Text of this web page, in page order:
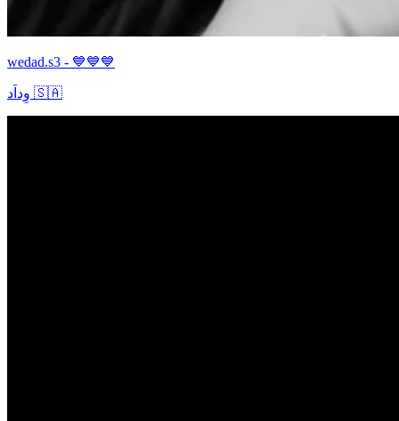
wedad.s3 - 💙💙💙
وِداَد 🇸🇦